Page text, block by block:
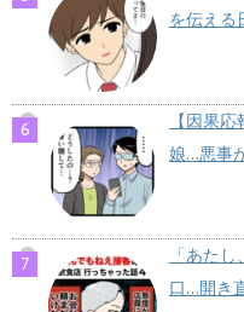
を伝える
【因果
娘…悪事
「あた
口…開き